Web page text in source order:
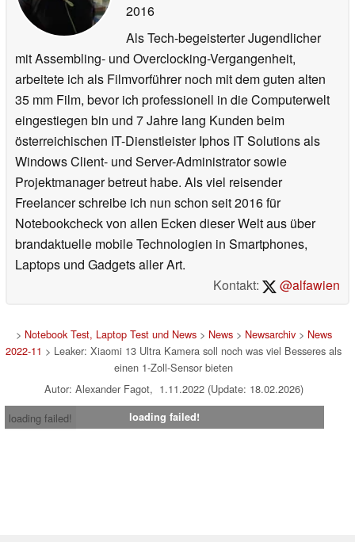
2016
Als Tech-begeisterter Jugendlicher
mit Assembling- und Overclocking-Vergangenheit,
arbeitete ich als Filmvorführer noch mit dem guten alten
35 mm Film, bevor ich professionell in die Computerwelt
eingestiegen bin und 7 Jahre lang Kunden beim
österreichischen IT-Dienstleister Iphos IT Solutions als
Windows Client- und Server-Administrator sowie
Projektmanager betreut habe. Als viel reisender
Freelancer schreibe ich nun schon seit 2016 für
Notebookcheck von allen Ecken dieser Welt aus über
brandaktuelle mobile Technologien in Smartphones,
Laptops und Gadgets aller Art.
Kontakt:
@alfawien
> Notebook Test, Laptop Test und News> News> Newsarchiv> News
2022-11 > Leaker: Xiaomi 13 Ultra Kamera soll noch was viel Besseres als
einen 1-Zoll-Sensor bieten
Autor: Alexander Fagot, 1.11.2022 (Update: 18.02.2026)
loading failed!
loading failed!